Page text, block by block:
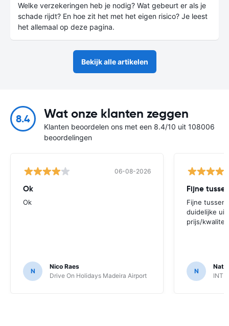
Welke verzekeringen heb je nodig? Wat gebeurt er als je
schade rijdt? En hoe zit het met het eigen risico? Je leest
het allemaal op deze pagina.
Bekijk alle artikelen
8.4 Wat onze klanten zeggen
Klanten beoordelen ons met een 8.4/10 uit 108006
beoordelingen
06-08-2026
Ok
Ok
N
Nico Raes
Drive On Holidays Madeira Airport
Fijne
duidelijke
prijs/
N